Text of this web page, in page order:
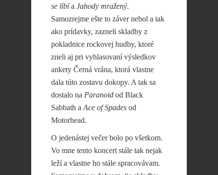
se líbía Jahody mražený.
Samozrejme ešte to záver nebol a tak
ako prídavky, zazneli skladby z
pokladnice rockovej hudby, ktoré
zneli aj pri vyhlasovaní výsledkov
ankety Černá vrána, ktorá vlastne
dala túto zostavu dokopy. A tak sa
dostalo na Paranoid od Black
Sabbath a Ace of Spades od
Motorhead.
O jedenástej večer bolo po všetkom.
Vo mne tento koncert stále tak nejak
leží a vlastne ho stále spracovávam.